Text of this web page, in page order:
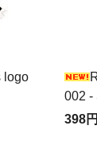
logo
002 -
398